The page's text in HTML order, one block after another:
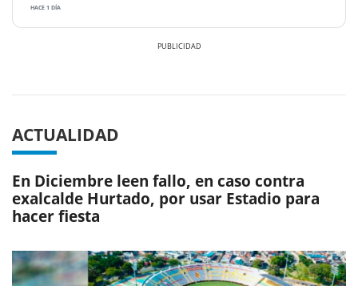
HACE 1 DÍA
ACTUALIDAD
En Diciembre leen fallo, en caso contra
exalcalde Hurtado, por usar Estadio para
hacer fiesta